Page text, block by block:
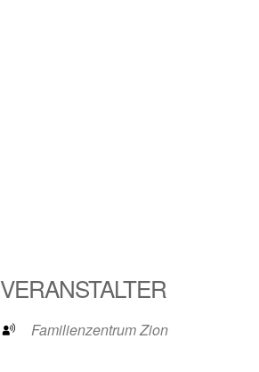
VERANSTALTER
Familienzentrum Zion